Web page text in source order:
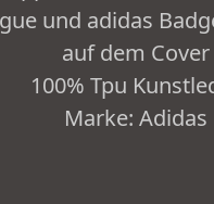
und adidas
auf dem Cover
100% Tpu
Marke: Adidas